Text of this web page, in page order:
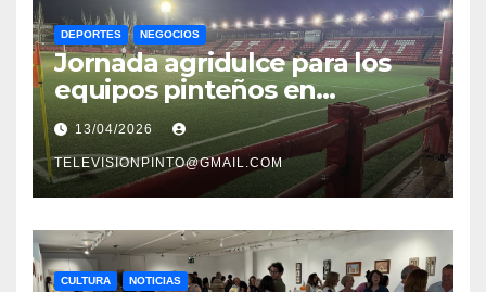
DEPORTES NEGOCIOS
Jornada agridulce para los
equipos pinteños en
Preferente con el liderato del
Atlético de Pinto bajo
amenaza
13/04/2026
TELEVISIONPINTO@GMAIL.COM
CULTURA NOTICIAS